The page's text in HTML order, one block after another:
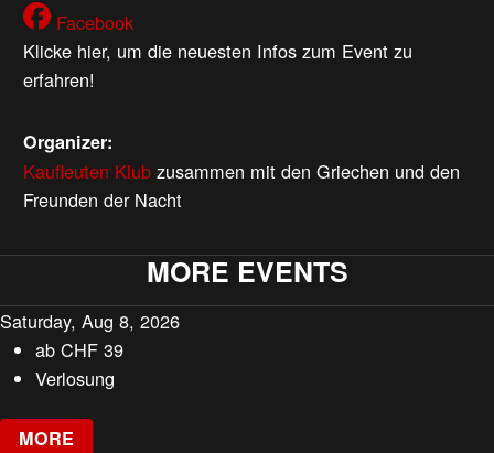
Facebook
Klicke hier, um die neuesten Infos zum Event zu
erfahren!
Organizer:
Kaufleuten Klub zusammen mit den Griechen und den
Freunden der Nacht
MORE EVENTS
Saturday, Aug 8, 2026
abCHF 39
Verlosung
MORE